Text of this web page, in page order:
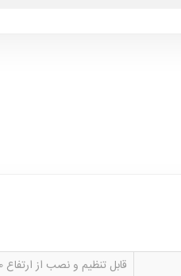
قابل تنظیم و نصب از ارتفاع 50 الی 70 سانتی متر